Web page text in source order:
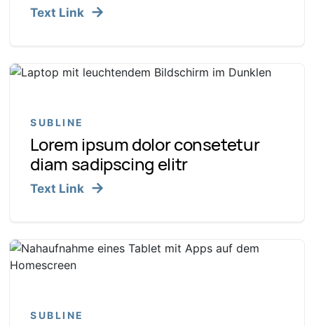
Text Link
SUBLINE
Lorem ipsum dolor consetetur
diam sadipscing elitr
Text Link
SUBLINE